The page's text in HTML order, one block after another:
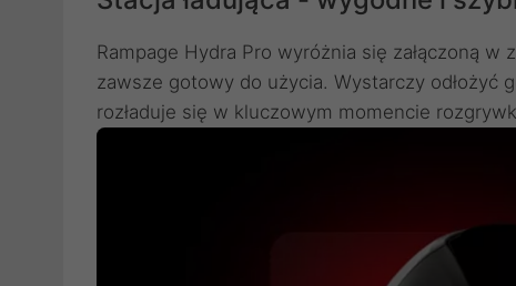
Rampage Hydra Pro wyróżnia się załączoną
zawsze gotowy do użycia. Wystarczy odłożyć
rozładuje się w kluczowym momencie